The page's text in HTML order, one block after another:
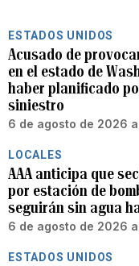
ESTADOS UNIDOS
Acusado de
en el estado de
haber planificado
siniestro
6 de agosto de 2026
LOCALES
AAA anticipa que
por estación de
seguirán sin agua
6 de agosto de 2026 a
ESTADOS UNIDOS